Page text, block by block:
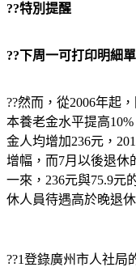
??特別提醒
??下周一可打印明細單
??然而，從2006年起
本養老金水平提高
金人均增加236元，
增幅，而7月以後退休
一來，236元與75.9元
休人員待遇高於晚退
??1登錄廣州市人社局